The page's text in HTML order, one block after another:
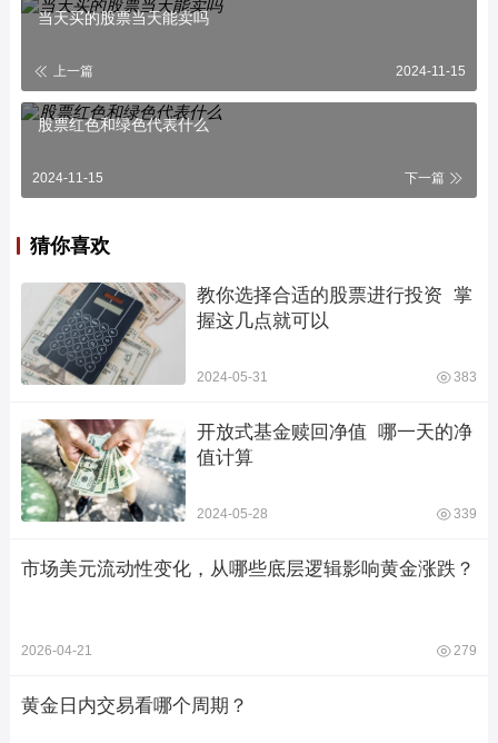
当天买的股票当天能卖吗
上一篇 2024-11-15
股票红色和绿色代表什么
2024-11-15 下一篇
猜你喜欢
教你选择合适的股票进行投资  掌
握这几点就可以
2024-05-31 383
开放式基金赎回净值  哪一天的净
值计算
2024-05-28 339
市场美元流动性变化，从哪些底层逻辑影响黄金涨跌？
2026-04-21 279
黄金日内交易看哪个周期？